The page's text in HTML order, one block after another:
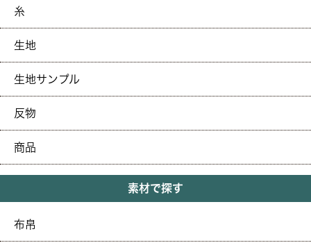
糸
生地
生地サンプル
反物
商品
素材で探す
布帛